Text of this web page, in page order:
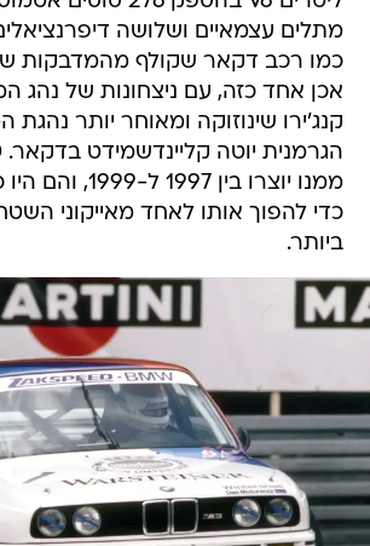
מתלים עצמאיים ושלושה
כמו רכב דקאר שקולף מהמדבקות
אכן אחד כזה, עם ניצחונות של נהג
קנג'ירו שינוזוקה ומאוחר יותר נהגת
ממנו יוצרו בין
כדי להפוך אותו לאחד מאייקוני
ביותר.